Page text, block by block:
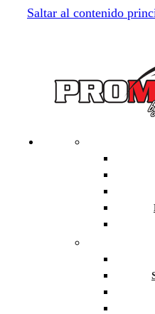
Saltar al contenido